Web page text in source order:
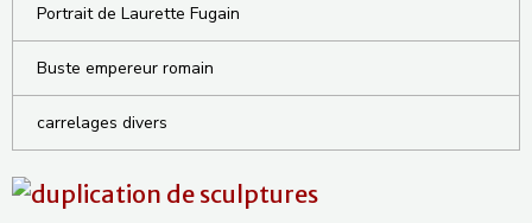
Portrait de Laurette Fugain
Buste empereur romain
carrelages divers